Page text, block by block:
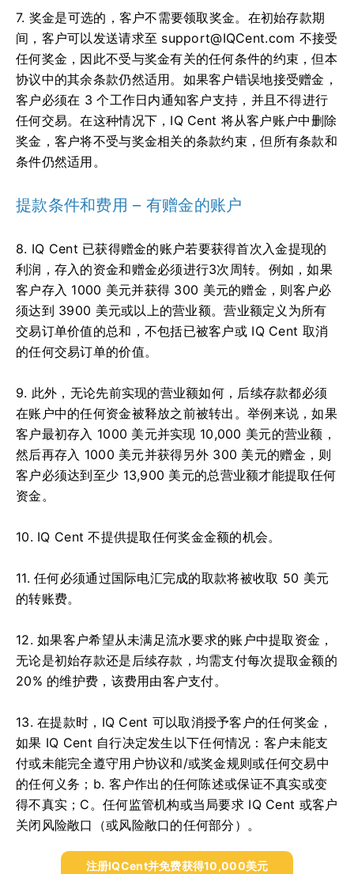
7. 奖金是可选的，客户不需要领取奖金。 在初始存款期
间，客户可以发送请求至 support@IQCent.com 不接受
任何奖金，因此不受与奖金有关的任何条件的约束，但本
协议中的其余条款仍然适用。 如果客户错误地接受赠金，
客户必须在 3 个工作日内通知客户支持，并且不得进行
任何交易。在这种情况下，IQ Cent 将从客户账户中删除
奖金，客户将不受与奖金相关的条款约束，但所有条款和
条件仍然适用。
提款条件和费用 – 有赠金的账户
8. IQ Cent 已获得赠金的账户若要获得首次入金提现的
利润，存入的资金和赠金必须进行3次周转。 例如，如果
客户存入 1000 美元并获得 300 美元的赠金，则客户必
须达到 3900 美元或以上的营业额。营业额定义为所有
交易订单价值的总和，不包括已被客户或 IQ Cent 取消
的任何交易订单的价值。
9. 此外，无论先前实现的营业额如何，后续存款都必须
在账户中的任何资金被释放之前被转出。举例来说，如果
客户最初存入 1000 美元并实现 10,000 美元的营业额，
然后再存入 1000 美元并获得另外 300 美元的赠金，则
客户必须达到至少 13,900 美元的总营业额才能提取任何
资金。
10. IQ Cent 不提供提取任何奖金金额的机会。
11. 任何必须通过国际电汇完成的取款将被收取 50 美元
的转账费。
12. 如果客户希望从未满足流水要求的账户中提取资金，
无论是初始存款还是后续存款，均需支付每次提取金额的
20% 的维护费，该费用由客户支付。
13. 在提款时，IQ Cent 可以取消授予客户的任何奖金，
如果 IQ Cent 自行决定发生以下任何情况： 客户未能支
付或未能完全遵守用户协议和/或奖金规则或任何交易中
的任何义务； b. 客户作出的任何陈述或保证不真实或变
得不真实； C。 任何监管机构或当局要求 IQ Cent 或客户
关闭风险敞口（或风险敞口的任何部分）。
注册IQCent并免费获得10,000美元